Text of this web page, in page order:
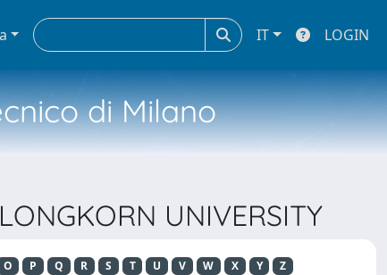
IT LOGIN
di Milano
UNIVERSITY
O P Q R S T U V W X Y Z